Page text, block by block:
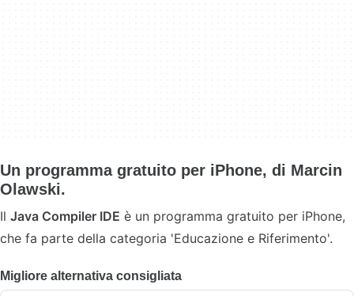
Un programma gratuito per iPhone, di Marcin
Olawski.
Il Java Compiler IDE è un programma gratuito per iPhone,
che fa parte della categoria 'Educazione e Riferimento'.
Migliore alternativa consigliata